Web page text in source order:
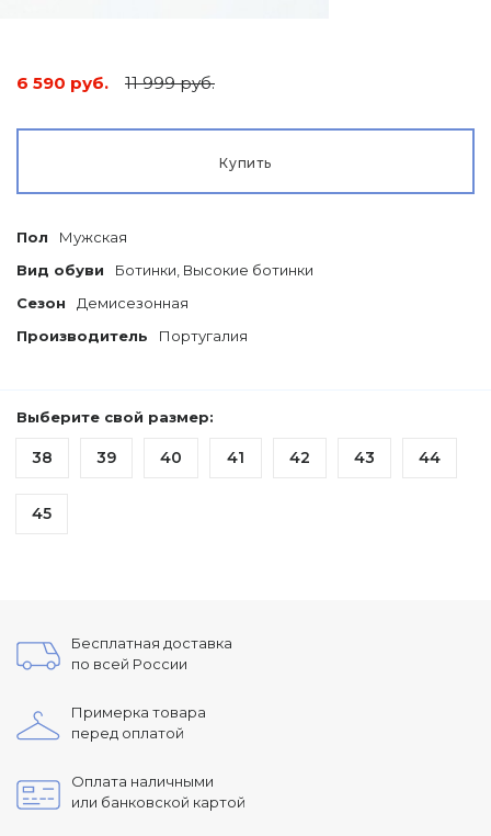
6 590 руб. 11 999 руб.
Купить
Пол
Мужская
Вид обуви
Ботинки, Высокие ботинки
Сезон
Демисезонная
Производитель
Португалия
Выберите свой размер:
38 39 40 41 42 43 44
45
Бесплатная доставка
по всей России
Примерка товара
перед оплатой
Оплата наличными
или банковской картой